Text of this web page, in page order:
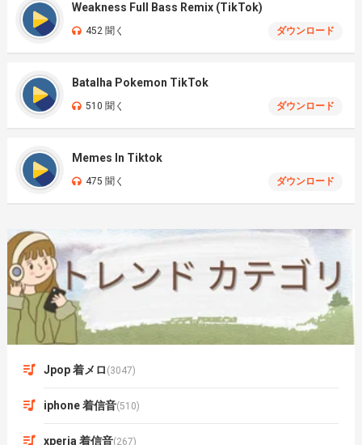
Weakness Full Bass Remix (TikTok)
452 聞く ダウンロード
Batalha Pokemon TikTok
510 聞く ダウンロード
Memes In Tiktok
475 聞く ダウンロード
Jpop 着メロ (3047)
iphone 着信音(510)
xperia 着信音(267)